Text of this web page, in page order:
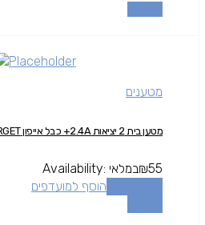
מטענים
מטען בית 2 יציאות 2.4A+ כבל אייפון TARGET
₪55
Availability: במלאי
הוסף למועדפים